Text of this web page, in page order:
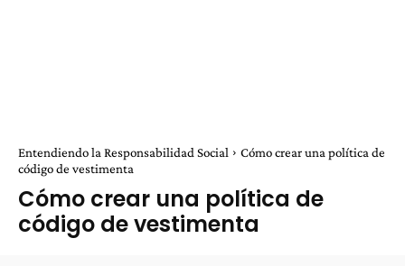
Entendiendo la Responsabilidad Social
Cómo crear una política de
código de vestimenta
Cómo crear una política de
código de vestimenta